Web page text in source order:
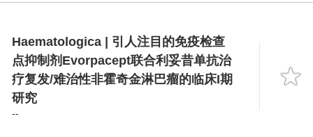
Language
Haematologica | 引人注目的免疫检查
点抑制剂Evorpacept联合利妥昔单抗治
疗复发/难治性非霍奇金淋巴瘤的临床I期
研究
--